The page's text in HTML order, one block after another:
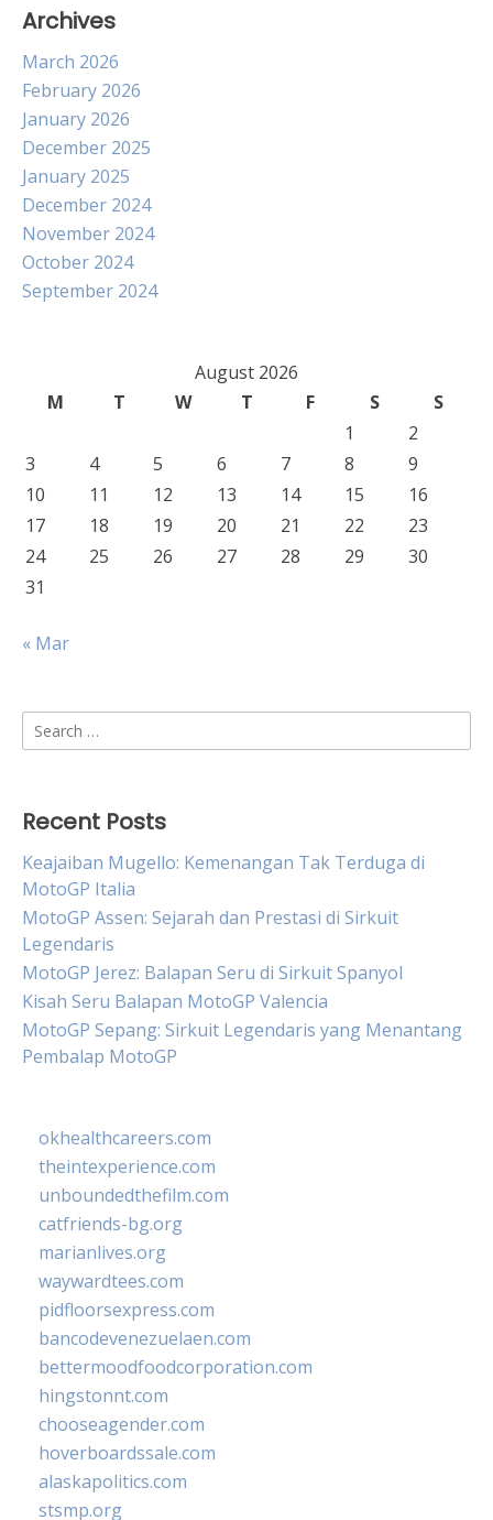
Archives
March 2026
February 2026
January 2026
December 2025
January 2025
December 2024
November 2024
October 2024
September 2024
August 2026
M
T W T F S
S
1
2
3
4 5 6 7 8
9
10
11 12 13 14 15
16
17
18 19 20 21 22
23
24
25 26 27 28 29
30
31
« Mar
Search
for:
Recent Posts
Keajaiban Mugello: Kemenangan Tak Terduga di
MotoGP Italia
MotoGP Assen: Sejarah dan Prestasi di Sirkuit
Legendaris
MotoGP Jerez: Balapan Seru di Sirkuit Spanyol
Kisah Seru Balapan MotoGP Valencia
MotoGP Sepang: Sirkuit Legendaris yang Menantang
Pembalap MotoGP
okhealthcareers.com
theintexperience.com
unboundedthefilm.com
catfriends-bg.org
marianlives.org
waywardtees.com
pidfloorsexpress.com
bancodevenezuelaen.com
bettermoodfoodcorporation.com
hingstonnt.com
chooseagender.com
hoverboardssale.com
alaskapolitics.com
stsmp.org